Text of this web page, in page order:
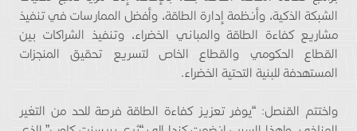
الشبكة الذكية، وأنظمة إدارة الطاقة، وأفضل الممارسات في تنفيذ
مشاريع كفاءة الطاقة والمباني الخضراء، وتنفيذ الشراكات بين
القطاع الحكومي والقطاع الخاص لتسريع تحقيق المنجزات
المستهدفة للبنية التحتية الخضراء.
واختتم القنصل: “يوفر تعزيز كفاءة الطاقة فرصة للحد من التغير